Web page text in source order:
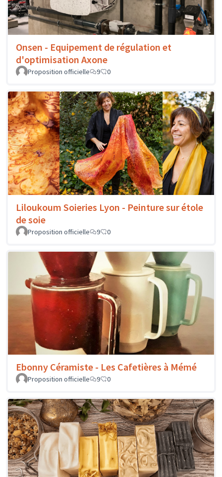
Onsen - Equipement de régulation et
d'optimisation Axone
Proposition officielle 9 0
Liloukoum Soieries Lyon - Peinture sur étole
de soie
Proposition officielle 9 0
Ebonny Céramiste - Les Cafetières à Mémé
Proposition officielle 9 0